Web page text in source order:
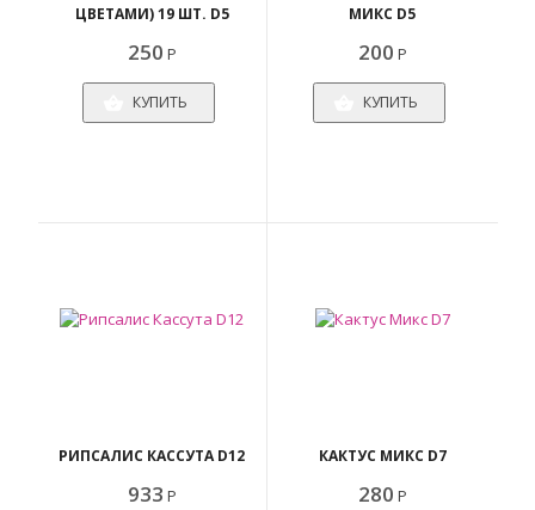
ЦВЕТАМИ) 19 ШТ. D5
250 Р
КУПИТЬ
МИКС D5
200 Р
КУПИТЬ
РИПСАЛИС КАССУТА D12
933 Р
КАКТУС МИКС D7
280 Р